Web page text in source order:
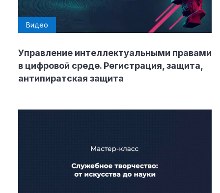
Видео
Управление интеллектуальными правами
в цифровой среде. Регистрация, защита,
антипиратская защита